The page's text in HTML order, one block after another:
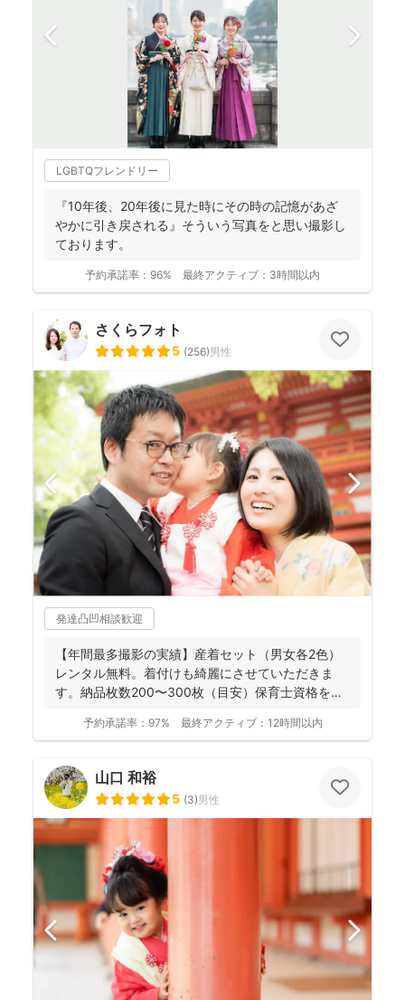
LGBTQフレンドリー
『10年後、20年後に見た時にその時の記憶があざ
やかに引き戻される』そういう写真をと思い撮影し
ております。
予約承諾率： 96% 最終アクティブ： 3時間以内
さくらフォト
5 (256)男性
発達凸凹相談歓迎
【年間最多撮影の実績】産着セット（男女各2色）
レンタル無料。着付けも綺麗にさせていただきま
す。納品枚数200〜300枚（目安）保育士資格を持
予約承諾率： 97% 最終アクティブ： 12時間以内
山口 和裕
5 (3)男性